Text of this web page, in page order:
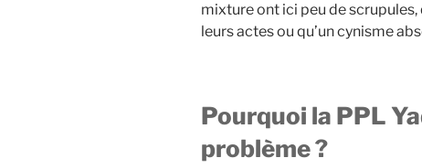
mixture ont ici peu de scrupules,
leurs actes ou qu’un cynisme
Pourquoi la PPL
problème ?